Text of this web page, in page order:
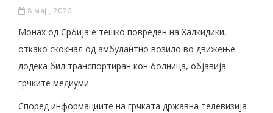
8 мај , 2026
Монах од Србија е тешко повреден на Халкидики,
откако скокнал од амбулантно возило во движење
додека бил транспортиран кон болница, објавија
грчките медиуми.
Според информациите на грчката државна телевизија